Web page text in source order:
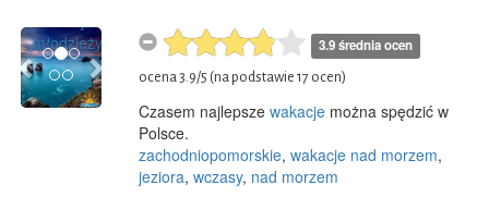
młodzieży
PreviousNext 3.9 średnia ocen
ocena 3.9/5 (na podstawie 17 ocen)
Czasem najlepsze wakacje można spędzić w
Polsce.
zachodniopomorskie, wakacje nad morzem,
jeziora, wczasy, nad morzem